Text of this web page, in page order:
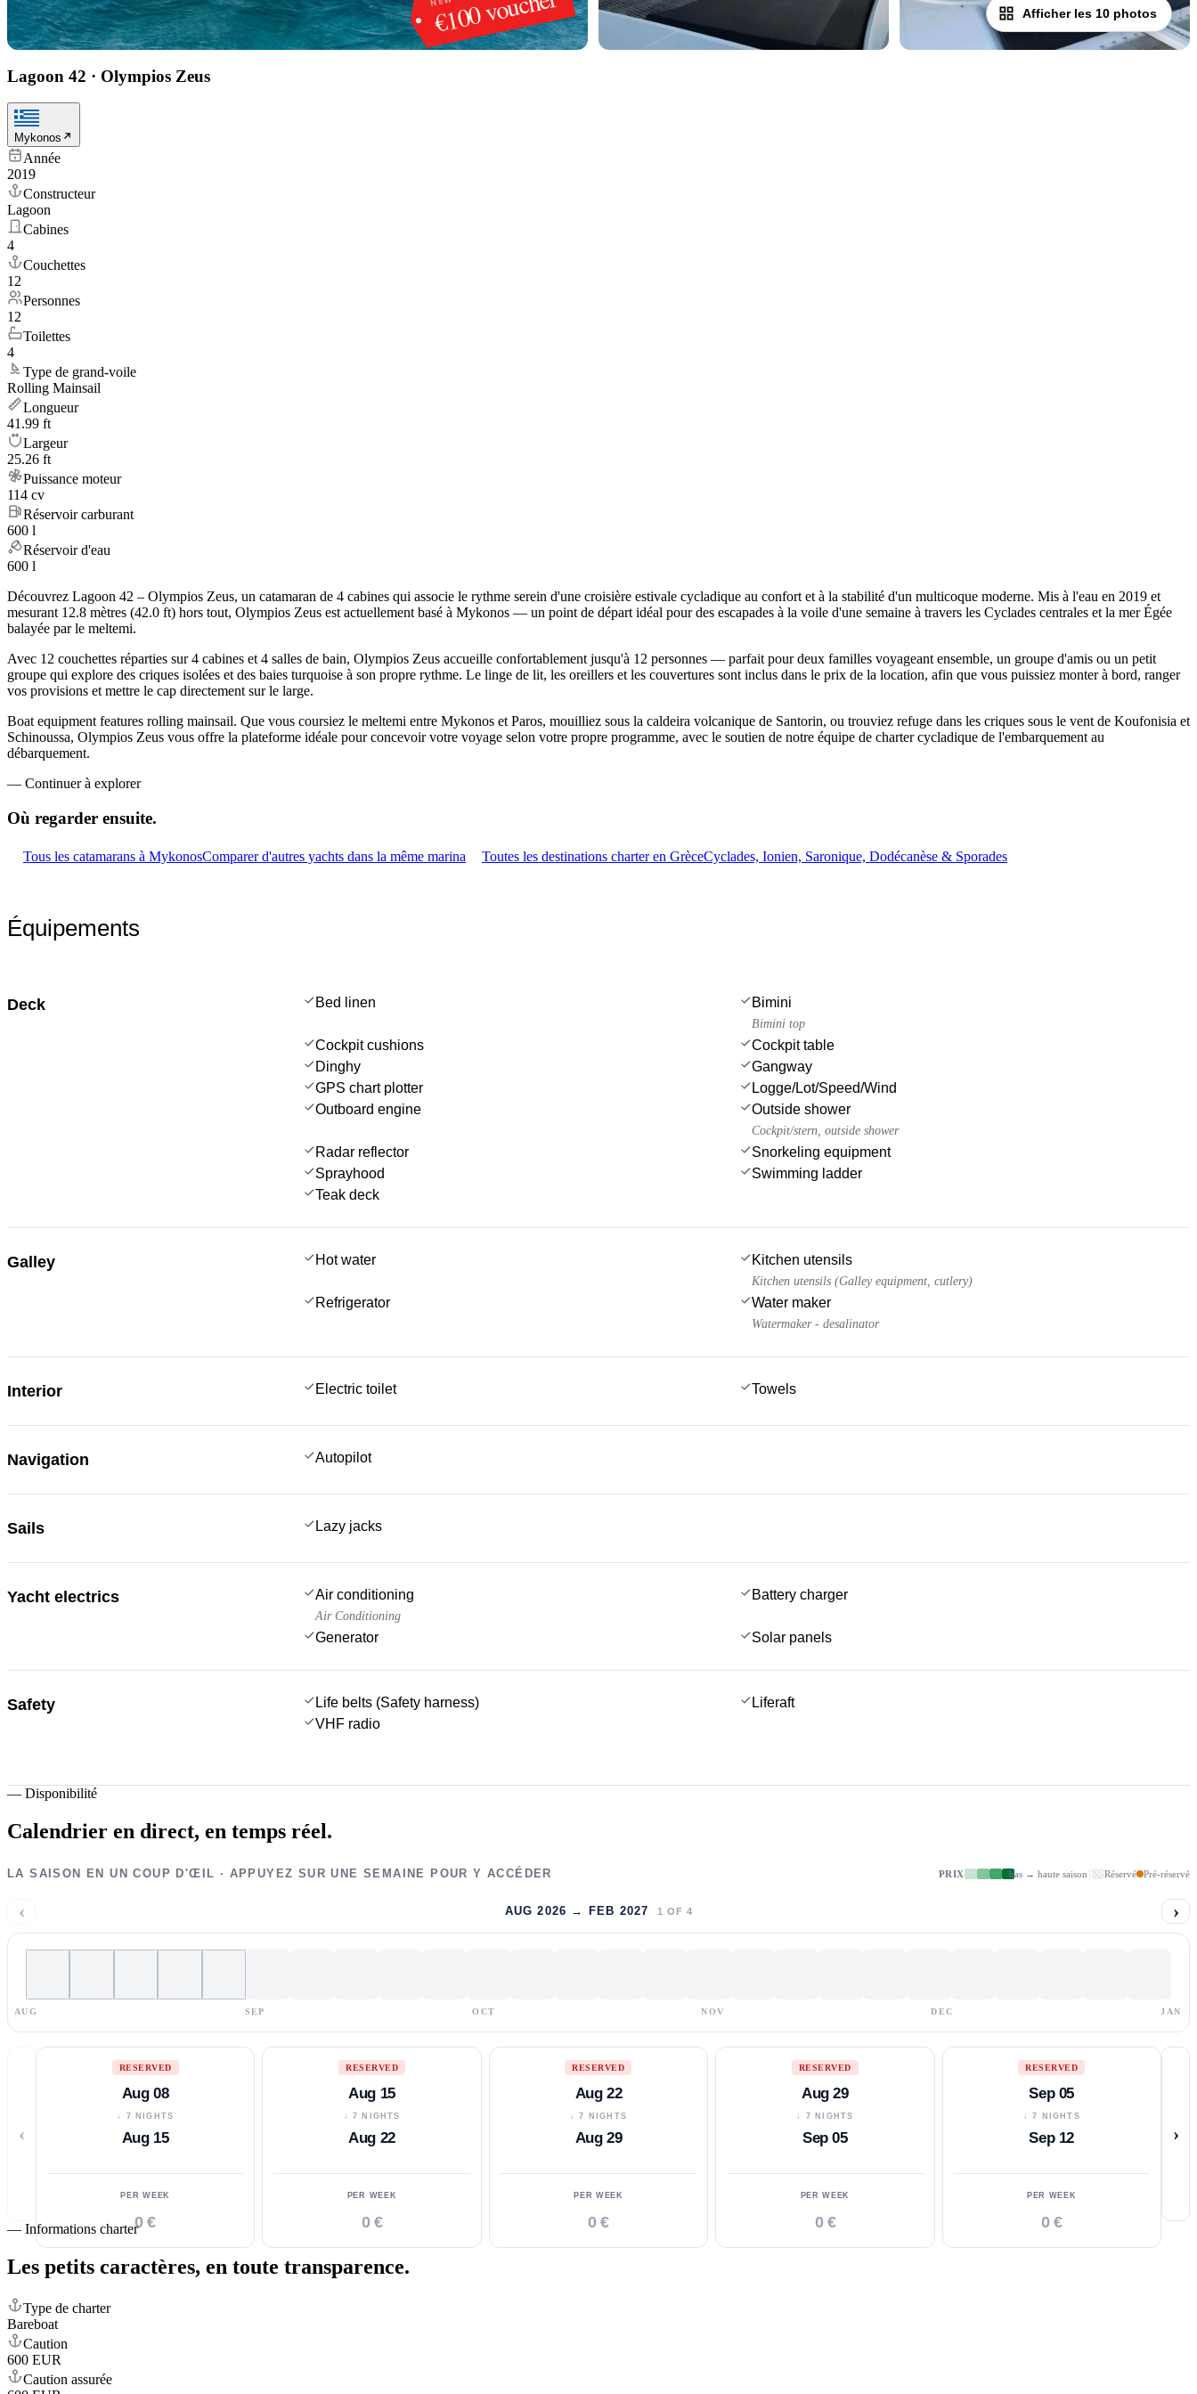
Afficher les 10 photos
Lagoon 42 · Olympios Zeus
Mykonos
Année
2019
Constructeur
Lagoon
Cabines
4
Couchettes
12
Personnes
12
Toilettes
4
Type de grand-voile
Rolling Mainsail
Longueur
41.99 ft
Largeur
25.26 ft
Puissance moteur
114 cv
Réservoir carburant
600 l
Réservoir d'eau
600 l
Découvrez Lagoon 42 – Olympios Zeus, un catamaran de 4 cabines qui associe le rythme serein d'une croisière estivale cycladique au confort et à la stabilité d'un multicoque moderne. Mis à l'eau en 2019 et
mesurant 12.8 mètres (42.0 ft) hors tout, Olympios Zeus est actuellement basé à Mykonos — un point de départ idéal pour des escapades à la voile d'une semaine à travers les Cyclades centrales et la mer Égée
balayée par le meltemi.
Avec 12 couchettes réparties sur 4 cabines et 4 salles de bain, Olympios Zeus accueille confortablement jusqu'à 12 personnes — parfait pour deux familles voyageant ensemble, un groupe d'amis ou un petit
groupe qui explore des criques isolées et des baies turquoise à son propre rythme. Le linge de lit, les oreillers et les couvertures sont inclus dans le prix de la location, afin que vous puissiez monter à bord, ranger
vos provisions et mettre le cap directement sur le large.
Boat equipment features rolling mainsail. Que vous coursiez le meltemi entre Mykonos et Paros, mouilliez sous la caldeira volcanique de Santorin, ou trouviez refuge dans les criques sous le vent de Koufonisia et
Schinoussa, Olympios Zeus vous offre la plateforme idéale pour concevoir votre voyage selon votre propre programme, avec le soutien de notre équipe de charter cycladique de l'embarquement au
débarquement.
— Continuer à explorer
Où regarder ensuite.
Tous les catamarans à MykonosComparer d'autres yachts dans la même marina Toutes les destinations charter en GrèceCyclades, Ionien, Saronique, Dodécanèse & Sporades
Équipements
Deck Bed linen Bimini
Bimini top
Cockpit cushions
Cockpit table
Dinghy
Gangway
GPS chart plotter
Logge/Lot/Speed/Wind
Outboard engine
Outside shower
Cockpit/stern, outside shower
Radar reflector
Snorkeling equipment
Sprayhood
Swimming ladder
Teak deck
Galley Hot water Kitchen utensils
Kitchen utensils (Galley equipment, cutlery)
Refrigerator Water maker
Watermaker - desalinator
Interior Electric toilet Towels
Navigation Autopilot
Sails Lazy jacks
Yacht electrics Air conditioning
Air Conditioning
Battery charger
Generator Solar panels
Safety Life belts (Safety harness)
Liferaft
VHF radio
— Disponibilité
Calendrier en direct, en temps réel.
LA SAISON EN UN COUP D'ŒIL · APPUYEZ SUR UNE SEMAINE POUR Y ACCÉDER PRIX bas → haute saison Réservé Pré-réservé
‹ AUG 2026 → FEB 2027 1 OF 4 ›
AUG SEP OCT NOV DEC JAN
‹
RESERVED
Aug 08
↓ 7 NIGHTS
Aug 15
PER WEEK
0 €
RESERVED
Aug 15
↓ 7 NIGHTS
Aug 22
PER WEEK
0 €
RESERVED
Aug 22
↓ 7 NIGHTS
Aug 29
PER WEEK
0 €
RESERVED
Aug 29
↓ 7 NIGHTS
Sep 05
PER WEEK
0 €
RESERVED
Sep 05
↓ 7 NIGHTS
Sep 12
PER WEEK
0 €
›
— Informations charter
Les petits caractères, en toute transparence.
Type de charter
Bareboat
Caution
600 EUR
Caution assurée